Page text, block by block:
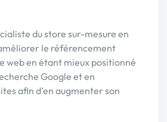
du store sur-mesure en
le référencement
web en étant mieux positionné
Google et en
afin d’en augmenter son